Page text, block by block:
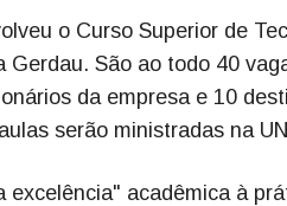
o Curso Superior de
Gerdau. São ao todo 40
da empresa e 10
serão ministradas na
excelência" acadêmica à